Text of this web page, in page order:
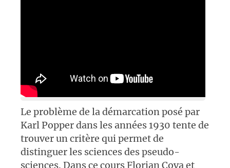
Le problème de la démarcation posé par
Karl Popper dans les années 1930 tente de
trouver un critère qui permet de
distinguer les sciences des pseudo-
sciences. Dans ce cours Florian Cova et